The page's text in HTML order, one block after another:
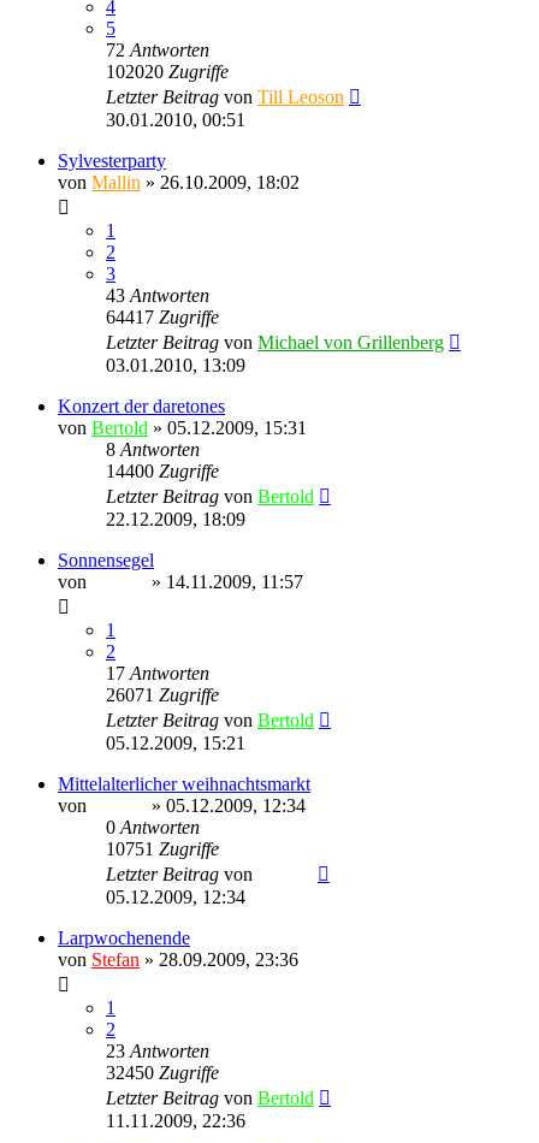
4
5
72Antworten
102020 Zugriffe
Letzter Beitrag von Till Leoson
30.01.2010, 00:51
Sylvesterparty
von Mallin » 26.10.2009, 18:02
1
2
3
43Antworten
64417 Zugriffe
Letzter Beitrag von Michael von Grillenberg
03.01.2010, 13:09
Konzert der daretones
von Bertold » 05.12.2009, 15:31
8Antworten
14400 Zugriffe
Letzter Beitrag von Bertold
22.12.2009, 18:09
Sonnensegel
von
» 14.11.2009, 11:57
1
2
17Antworten
26071 Zugriffe
Letzter Beitrag von Bertold
05.12.2009, 15:21
Mittelalterlicher weihnachtsmarkt
von
» 05.12.2009, 12:34
0Antworten
10751 Zugriffe
Letzter Beitrag von
05.12.2009, 12:34
Larpwochenende
von Stefan » 28.09.2009, 23:36
1
2
23Antworten
32450 Zugriffe
Letzter Beitrag von Bertold
11.11.2009, 22:36